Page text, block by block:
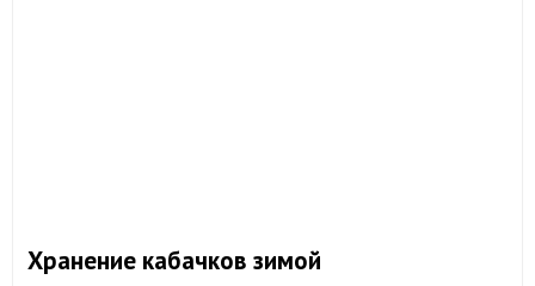
​Хранение кабачков зимой